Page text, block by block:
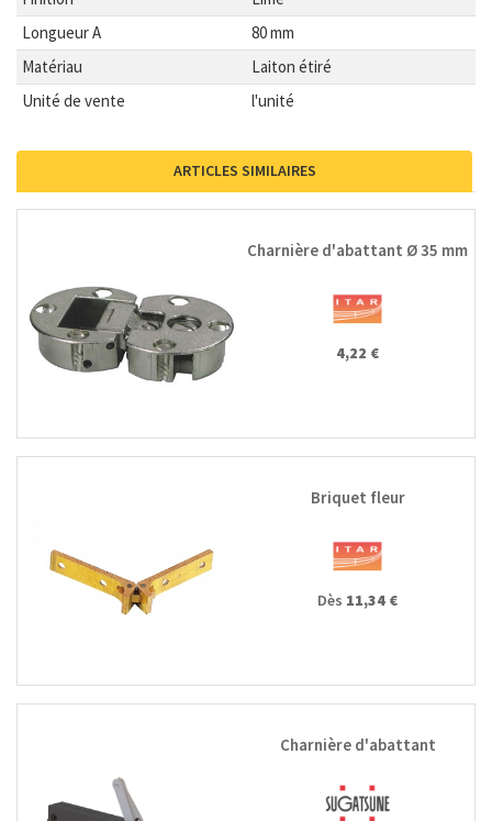
Longueur A
80 mm
Matériau
Laiton étiré
Unité de vente
l'unité
ARTICLES SIMILAIRES
Charnière d'abattant Ø 35 mm
4,22 €
Briquet fleur
Dès 11,34 €
Charnière d'abattant